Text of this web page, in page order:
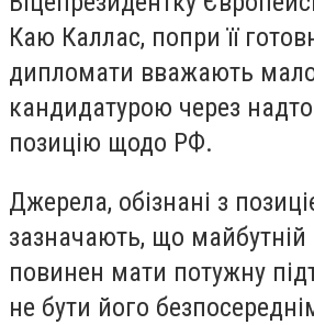
Каю Каллас, попри її
дипломати вважають
кандидатурою через
позицію щодо РФ.
Джерела, обізнані з
зазначають, що
повинен мати потужну
не бути його